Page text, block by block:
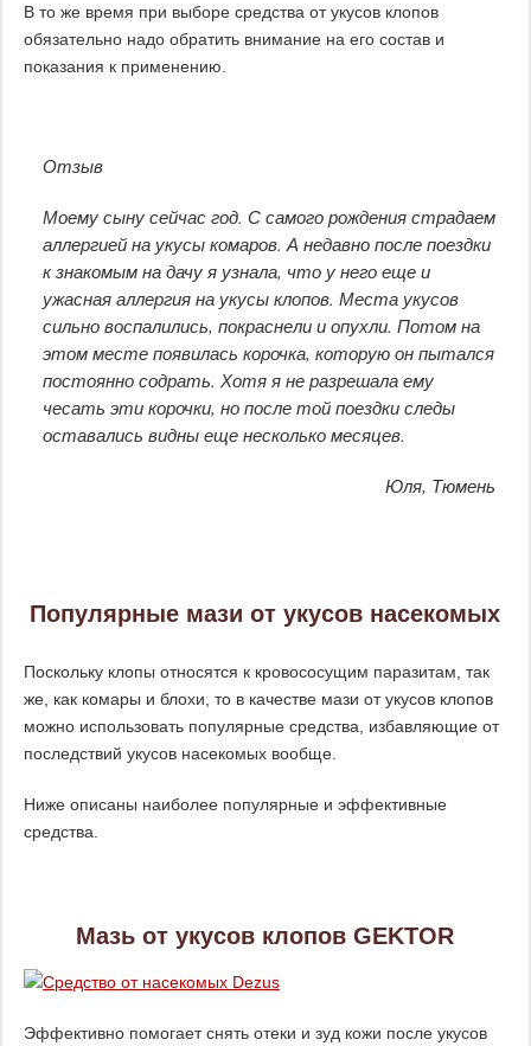
В то же время при выборе средства от укусов клопов
обязательно надо обратить внимание на его состав и
показания к применению.
Отзыв
Моему сыну сейчас год. С самого рождения страдаем
аллергией на укусы комаров. А недавно после поездки
к знакомым на дачу я узнала, что у него еще и
ужасная аллергия на укусы клопов. Места укусов
сильно воспалились, покраснели и опухли. Потом на
этом месте появилась корочка, которую он пытался
постоянно содрать. Хотя я не разрешала ему
чесать эти корочки, но после той поездки следы
оставались видны еще несколько месяцев.
Юля, Тюмень
Популярные мази от укусов насекомых
Поскольку клопы относятся к кровососущим паразитам, так
же, как комары и блохи, то в качестве мази от укусов клопов
можно использовать популярные средства, избавляющие от
последствий укусов насекомых вообще.
Ниже описаны наиболее популярные и эффективные
средства.
Мазь от укусов клопов GEKTOR
Эффективно помогает снять отеки и зуд кожи после укусов